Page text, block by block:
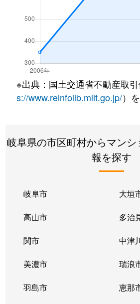
※出典：国土交通省不動産取
s://www.reinfolib.mlit.go.jp/）
岐阜県の市区町村からマン
報を探す
岐阜市 大垣
高山市 多治
関市 中津
美濃市 瑞浪
羽島市 恵那